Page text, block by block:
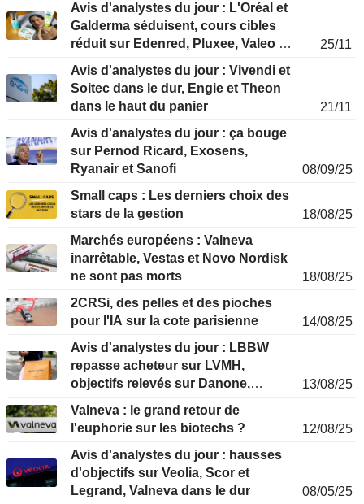
Avis d'analystes du jour : L'Oréal et
Galderma séduisent, cours cibles
réduit sur Edenred, Pluxee, Valeo et
25/11
Avis d'analystes du jour : Vivendi et
Soitec dans le dur, Engie et Theon
dans le haut du panier
21/11
Avis d'analystes du jour : ça bouge
sur Pernod Ricard, Exosens,
Ryanair et Sanofi
08/09/25
Small caps : Les derniers choix des
stars de la gestion
18/08/25
Marchés européens : Valneva
inarrêtable, Vestas et Novo Nordisk
ne sont pas morts
18/08/25
2CRSi, des pelles et des pioches
pour l'IA sur la cote parisienne
14/08/25
Avis d'analystes du jour : LBBW
repasse acheteur sur LVMH,
objectifs relevés sur Danone,
13/08/25
Valneva : le grand retour de
l'euphorie sur les biotechs ?
12/08/25
Avis d'analystes du jour : hausses
d'objectifs sur Veolia, Scor et
Legrand, Valneva dans le dur
08/05/25